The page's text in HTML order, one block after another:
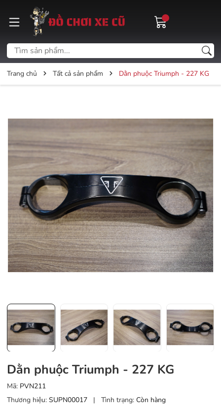
Trang chủ Tất cả sản phẩm Dằn phuộc Triumph - 227 KG
Dằn phuộc Triumph - 227 KG
Mã: PVN211
Thương hiệu: SUPN00017 | Tình trạng: Còn hàng